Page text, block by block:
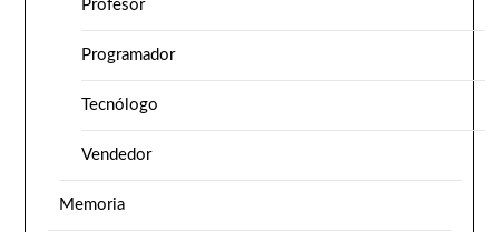
Profesor
Programador
Tecnólogo
Vendedor
Memoria